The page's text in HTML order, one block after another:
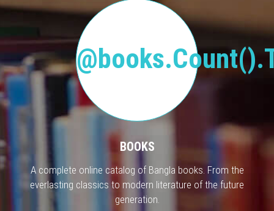
BOOKS
A complete online catalog of Bangla books. From the
everlasting classics to modern literature of the future
generation.